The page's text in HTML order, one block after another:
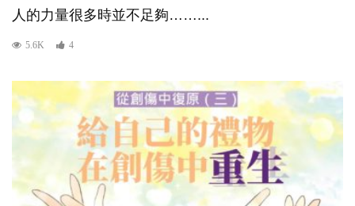
人的力量很多時並不足夠……...
5.6K 4